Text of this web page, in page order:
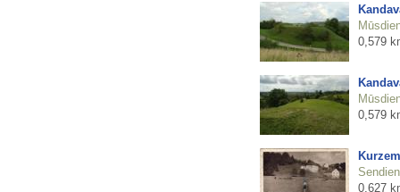
0,579
0,579
0,627